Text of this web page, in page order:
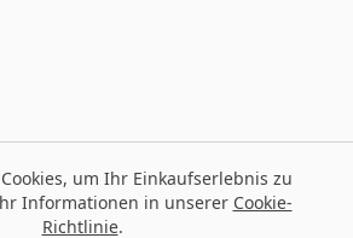
um Ihr Einkaufserlebnis zu
Informationen in unserer Cookie-
Richtlinie.